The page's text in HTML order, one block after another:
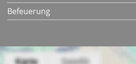
Befeuerung